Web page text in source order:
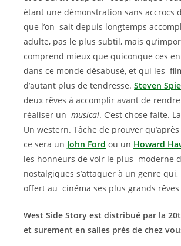
étant une démonstration sans accrocs
que l’on sait depuis longtemps
adulte, pas le plus subtil, mais
comprend mieux que quiconque ces
dans ce monde désabusé, et qui les
d’autant plus de tendresse. Steven
deux rêves à accomplir avant de
réaliser un musical. C’est chose faite.
Un western. Tâche de prouver qu’après
ce sera un John Ford ou un Howard
les honneurs de voir le plus moderne
nostalgiques s’attaquer à un genre
offert au cinéma ses plus grands
West Side Story est distribué par la
et surement en salles près de chez